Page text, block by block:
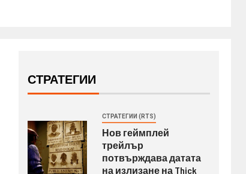
СТРАТЕГИИ
СТРАТЕГИИ (RTS)
Нов геймплей
трейлър
потвърждава датата
на излизане на Thick